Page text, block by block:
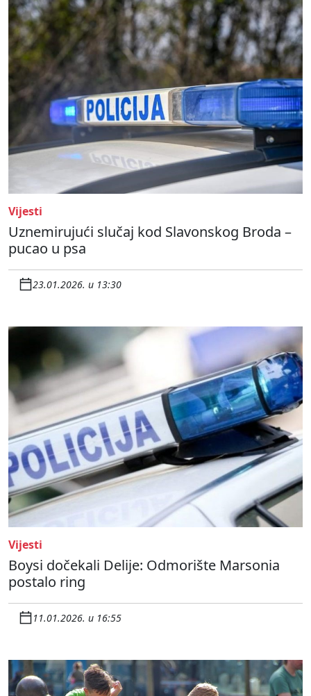
Vijesti
Uznemirujući slučaj kod Slavonskog Broda –
pucao u psa
23.01.2026. u 13:30
Vijesti
Boysi dočekali Delije: Odmorište Marsonia
postalo ring
11.01.2026. u 16:55